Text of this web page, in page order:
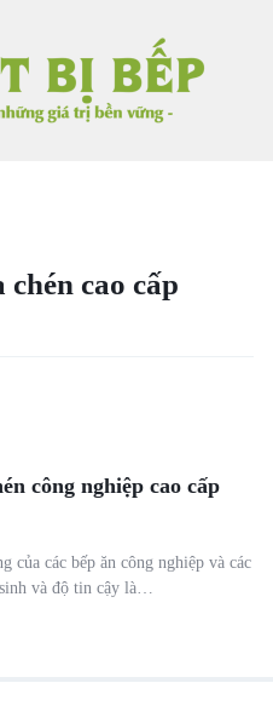
cao cấp
công nghiệp cao cấp
của các bếp ăn công nghiệp và các
và độ tin cậy là…